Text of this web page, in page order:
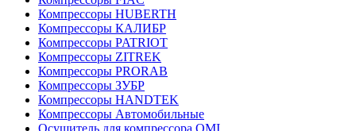
Компрессоры HUBERTH
Компрессоры КАЛИБР
Компрессоры PATRIOT
Компрессоры ZITREK
Компрессоры PRORAB
Компрессоры ЗУБР
Компрессоры HANDTEK
Компрессоры Автомобильные
Осушитель для компрессора OMI